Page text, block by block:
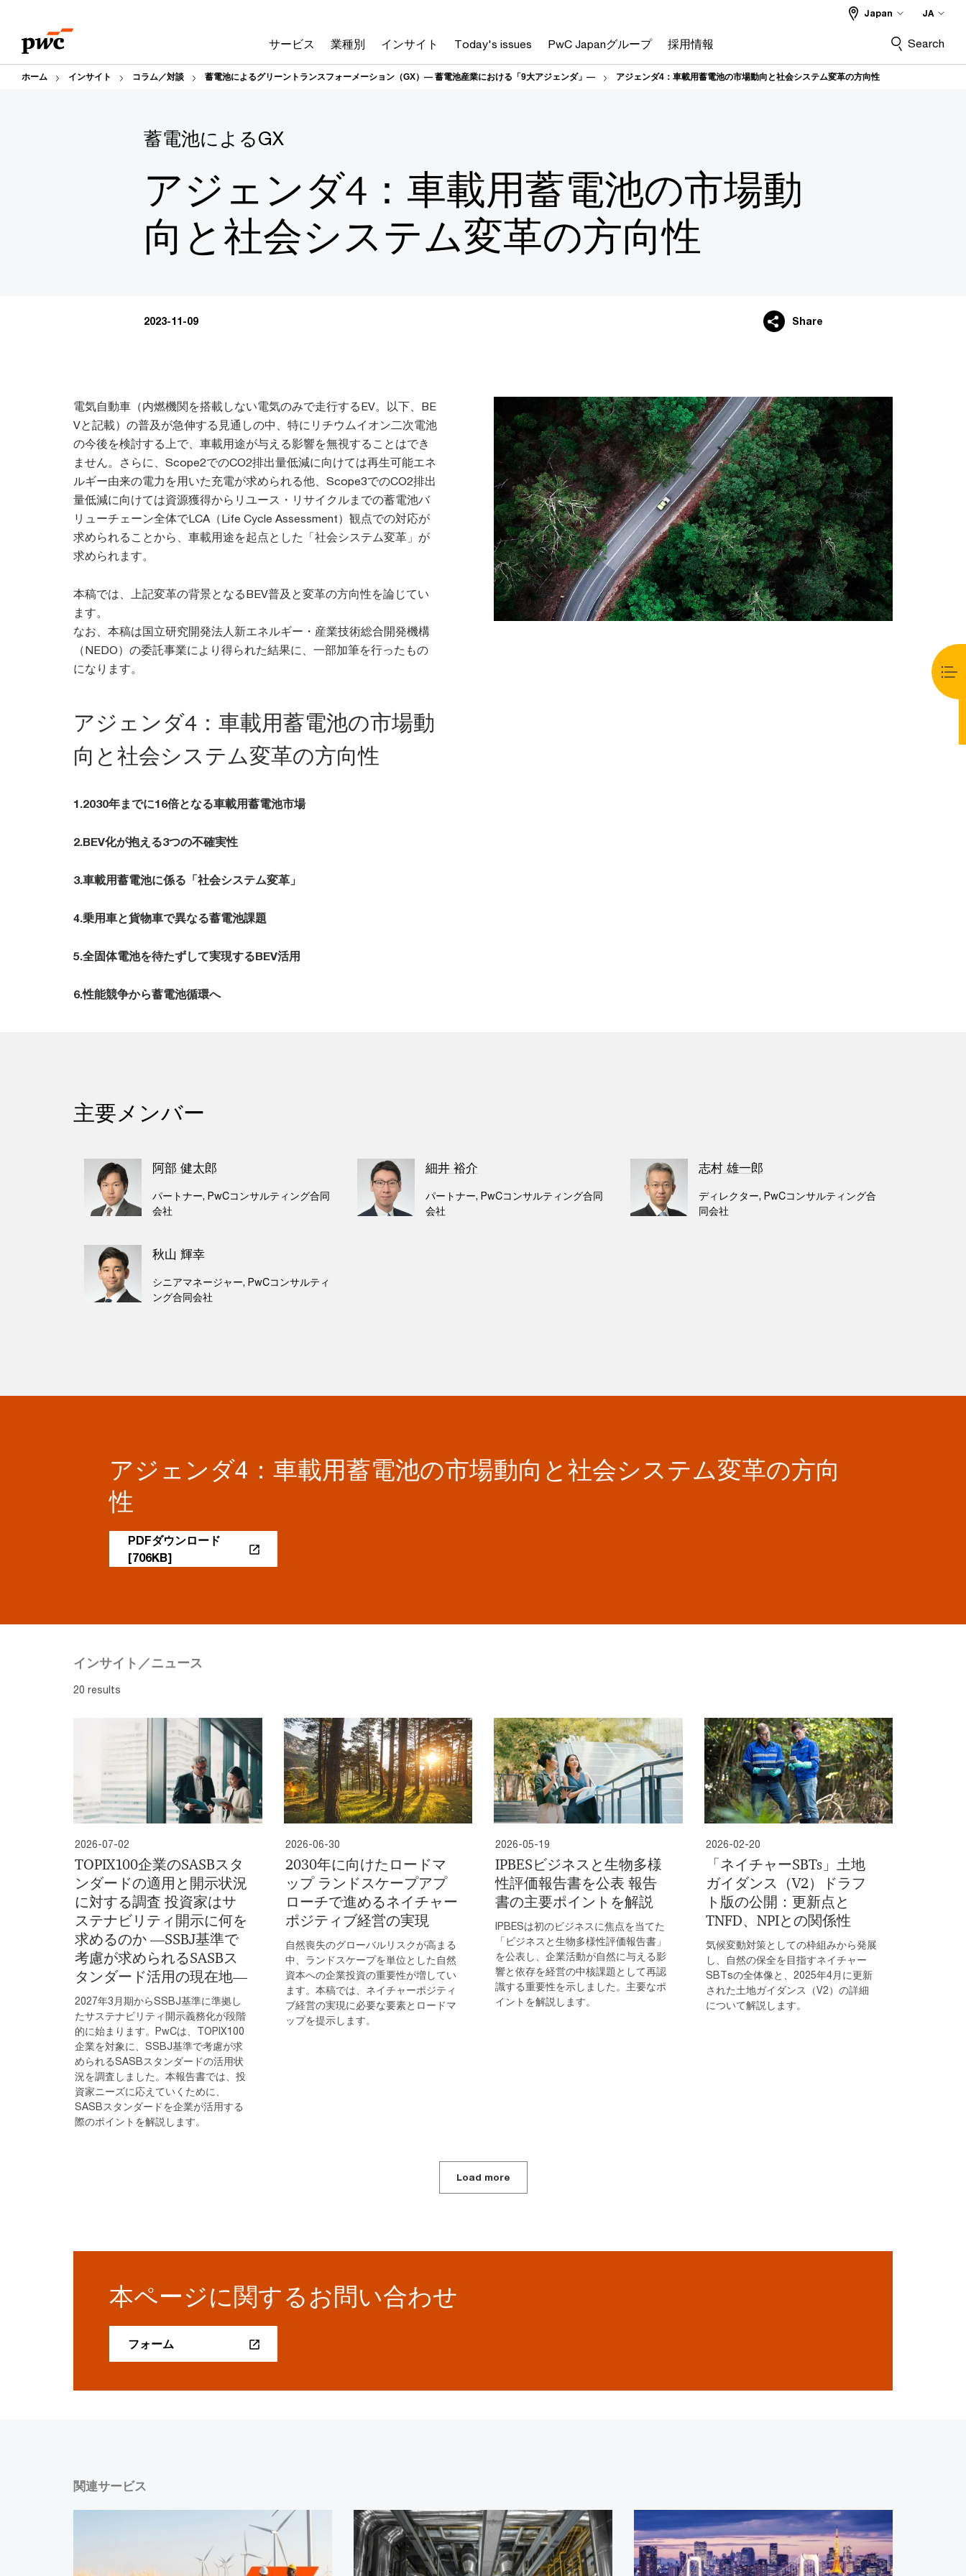
content
footer
サービス 業種別 インサイト Today's issues PwC Japanグループ 採用情報
Japan JA
Search
ホーム インサイト コラム／対談 蓄電池によるグリーントランスフォーメーション（GX）― 蓄電池産業における「9大アジェンダ」― アジェンダ4：車載用蓄電池の市場動向と社会システム変革の方向性
蓄電池によるGX
アジェンダ4：車載用蓄電池の市場動
向と社会システム変革の方向性
2023-11-09 Share
電気自動車（内燃機関を搭載しない電気のみで走行するEV。以下、BE
Vと記載）の普及が急伸する見通しの中、特にリチウムイオン二次電池
の今後を検討する上で、車載用途が与える影響を無視することはでき
ません。さらに、Scope2でのCO2排出量低減に向けては再生可能エネ
ルギー由来の電力を用いた充電が求められる他、Scope3でのCO2排出
量低減に向けては資源獲得からリユース・リサイクルまでの蓄電池バ
リューチェーン全体でLCA（Life Cycle Assessment）観点での対応が
求められることから、車載用途を起点とした「社会システム変革」が
求められます。
本稿では、上記変革の背景となるBEV普及と変革の方向性を論じてい
ます。
なお、本稿は国立研究開発法人新エネルギー・産業技術総合開発機構
（NEDO）の委託事業により得られた結果に、一部加筆を行ったもの
になります。
アジェンダ4：車載用蓄電池の市場動
向と社会システム変革の方向性
1.2030年までに16倍となる車載用蓄電池市場
2.BEV化が抱える3つの不確実性
3.車載用蓄電池に係る「社会システム変革」
4.乗用車と貨物車で異なる蓄電池課題
5.全固体電池を待たずして実現するBEV活用
6.性能競争から蓄電池循環へ
主要メンバー
阿部 健太郎
パートナー, PwCコンサルティング合同
会社
細井 裕介
パートナー, PwCコンサルティング合同
会社
志村 雄一郎
ディレクター, PwCコンサルティング合
同会社
秋山 輝幸
シニアマネージャー, PwCコンサルティ
ング合同会社
アジェンダ4：車載用蓄電池の市場動向と社会システム変革の方向
性
PDFダウンロード
[706KB]
インサイト／ニュース
20 results
2026-07-02
TOPIX100企業のSASBスタ
ンダードの適用と開示状況
に対する調査 投資家はサ
ステナビリティ開示に何を
求めるのか ―SSBJ基準で
考慮が求められるSASBス
タンダード活用の現在地―
2027年3月期からSSBJ基準に準拠し
たサステナビリティ開示義務化が段階
的に始まります。PwCは、TOPIX100
企業を対象に、SSBJ基準で考慮が求
められるSASBスタンダードの活用状
況を調査しました。本報告書では、投
資家ニーズに応えていくために、
SASBスタンダードを企業が活用する
際のポイントを解説します。
2026-06-30
2030年に向けたロードマ
ップ ランドスケープアプ
ローチで進めるネイチャー
ポジティブ経営の実現
自然喪失のグローバルリスクが高まる
中、ランドスケープを単位とした自然
資本への企業投資の重要性が増してい
ます。本稿では、ネイチャーポジティ
ブ経営の実現に必要な要素とロードマ
ップを提示します。
2026-05-19
IPBESビジネスと生物多様
性評価報告書を公表 報告
書の主要ポイントを解説
IPBESは初のビジネスに焦点を当てた
「ビジネスと生物多様性評価報告書」
を公表し、企業活動が自然に与える影
響と依存を経営の中核課題として再認
識する重要性を示しました。主要なポ
イントを解説します。
2026-02-20
「ネイチャーSBTs」土地
ガイダンス（V2）ドラフ
ト版の公開：更新点と
TNFD、NPIとの関係性
気候変動対策としての枠組みから発展
し、自然の保全を目指すネイチャー
SBTsの全体像と、2025年4月に更新
された土地ガイダンス（V2）の詳細
について解説します。
Load more
本ページに関するお問い合わせ
フォーム
関連サービス